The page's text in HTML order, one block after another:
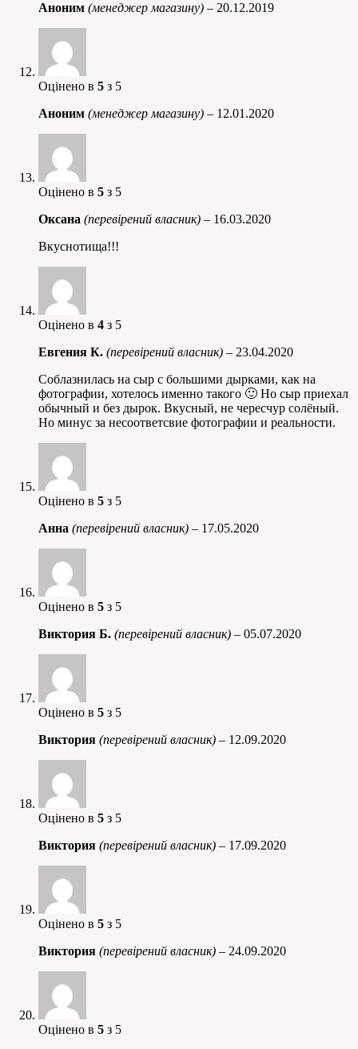
Аноним (менеджер магазину) – 20.12.2019
Оцінено в 5 з 5
Аноним (менеджер магазину) – 12.01.2020
Оцінено в 5 з 5
Оксана (перевірений власник) – 16.03.2020
Вкуснотища!!!
Оцінено в 4 з 5
Евгения К. (перевірений власник) – 23.04.2020
Соблазнилась на сыр с большими дырками, как на
фотографии, хотелось именно такого 🙂 Но сыр приехал
обычный и без дырок. Вкусный, не чересчур солёный.
Но минус за несоответсвие фотографии и реальности.
Оцінено в 5 з 5
Анна (перевірений власник) – 17.05.2020
Оцінено в 5 з 5
Виктория Б. (перевірений власник) – 05.07.2020
Оцінено в 5 з 5
Виктория (перевірений власник) – 12.09.2020
Оцінено в 5 з 5
Виктория (перевірений власник) – 17.09.2020
Оцінено в 5 з 5
Виктория (перевірений власник) – 24.09.2020
Оцінено в 5 з 5